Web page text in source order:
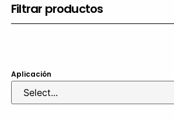
Filtrar productos
Aplicación